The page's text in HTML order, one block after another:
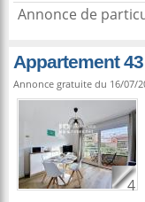
Annonce de
Appartement 43
Annonce gratuite du 16/07/
4